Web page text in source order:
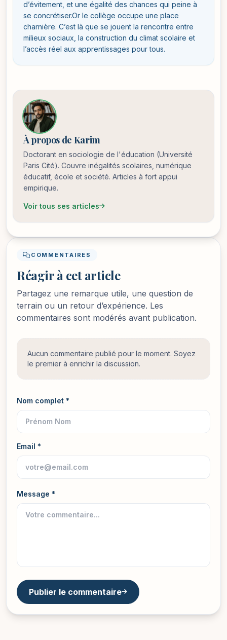
d’évitement, et une égalité des chances qui peine à
se concrétiser.Or le collège occupe une place
charnière. C’est là que se jouent la rencontre entre
milieux sociaux, la construction du climat scolaire et
l’accès réel aux apprentissages pour tous.
À propos de Karim
Doctorant en sociologie de l'éducation (Université
Paris Cité). Couvre inégalités scolaires, numérique
éducatif, école et société. Articles à fort appui
empirique.
Voir tous ses articles
COMMENTAIRES
Réagir à cet article
Partagez une remarque utile, une question de
terrain ou un retour d’expérience. Les
commentaires sont modérés avant publication.
Aucun commentaire publié pour le moment. Soyez
le premier à enrichir la discussion.
Nom complet *
Email *
Message *
Publier le commentaire